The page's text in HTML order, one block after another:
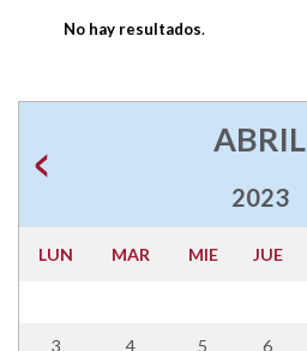
No hay resultados.
ABRIL
2023
LUN MAR MIE JUE
3 4 5 6